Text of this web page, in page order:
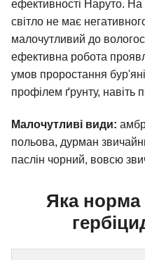
ефективності Наруто. На
світло не має
малочутливий до
ефективна робота
умов проростання
профілем ґрунту, навіть
Малочутливі види:
польова, дурман
паслін чорний, вовсю
Яка норма